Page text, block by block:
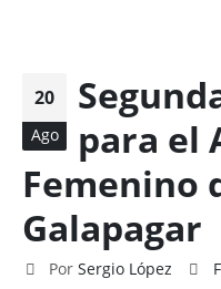
20
Ago
para el
Femenino
Galapagar
Por Sergio López